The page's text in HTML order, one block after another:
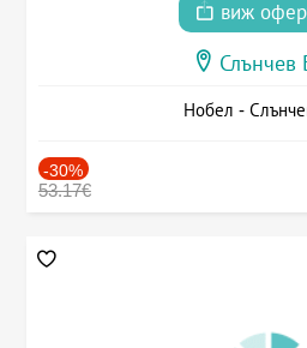
виж
Слънчев
Нобел -
-30%
53.17€